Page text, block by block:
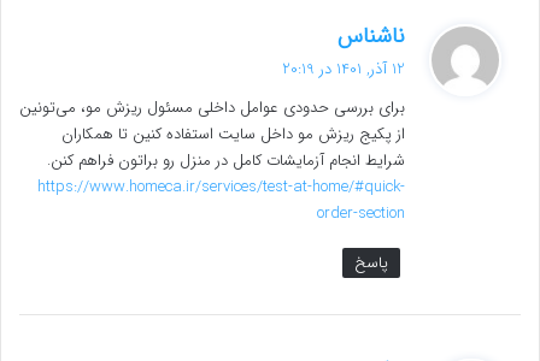
ناشناس
:
12 آذر, 1401 در 20:19
برای بررسی حدودی عوامل داخلی مسئول ریزش مو، می‌تونین
از پکیج ریزش مو داخل سایت استفاده کنین تا همکاران
شرایط انجام آزمایشات کامل در منزل رو براتون فراهم کنن.
https://www.homeca.ir/services/test-at-home/#quick-
order-section
پاسخ